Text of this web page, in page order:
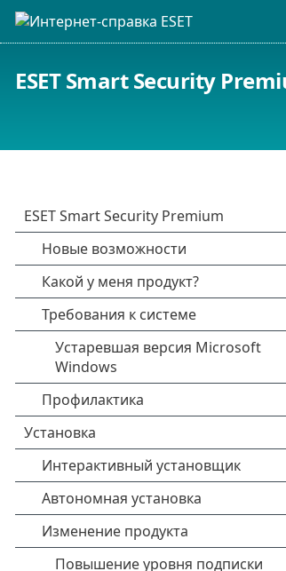
ESET Smart Security